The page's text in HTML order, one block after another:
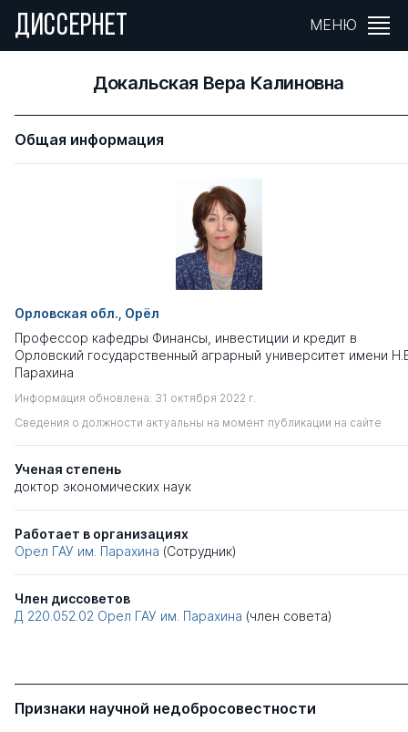
ДИССЕРНЕТ МЕНЮ
Докальская Вера Калиновна
Общая информация
Орловская обл., Орёл
Профессор кафедры Финансы, инвестиции и кредит в
Орловский государственный аграрный университет имени
Парахина
Информация обновлена: 31 октября 2022 г.
Сведения о должности актуальны на момент публикации на сайте
Ученая степень
доктор экономических наук
Работает в организациях
Орел ГАУ им. Парахина (Сотрудник)
Член диссоветов
Д 220.052.02 Орел ГАУ им. Парахина (член совета)
Признаки научной недобросовестности